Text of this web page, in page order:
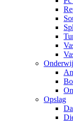
Opslag